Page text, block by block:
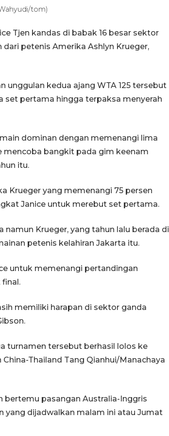
tom)
Tjen kandas di babak 16 besar sektor
petenis Amerika Ashlyn Krueger,
unggulan kedua ajang WTA 125 tersebut
pertama hingga terpaksa menyerah
dominan dengan memenangi lima
mencoba bangkit pada gim keenam
itu.
Krueger yang memenangi 75 persen
Janice untuk merebut set pertama.
Krueger, yang tahun lalu berada di
petenis kelahiran Jakarta itu.
untuk memenangi pertandingan
memiliki harapan di sektor ganda
turnamen tersebut berhasil lolos ke
Thailand Tang Qianhui/Manachaya
bertemu pasangan Australia-Inggris
yang dijadwalkan malam ini atau Jumat